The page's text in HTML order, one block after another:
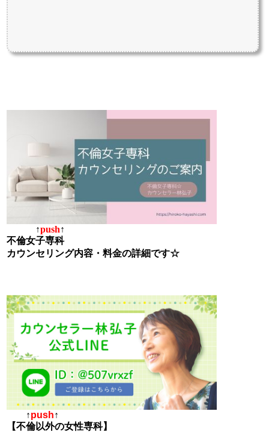
↑push↑
不倫女子専科
カウンセリング内容・料金の詳細です☆
↑push↑
【不倫以外の女性専科】